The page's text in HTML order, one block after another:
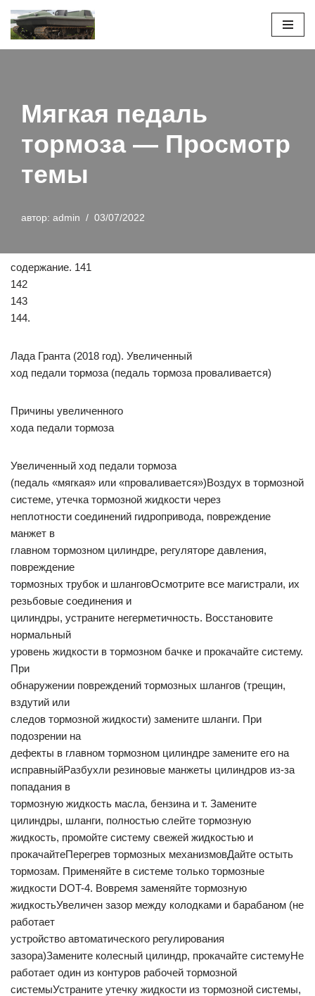
Перейти
Мягкая педаль
тормоза — Просмотр
темы
автор: admin 03/07/2022
содержание. 141
142
143
144.
Лада Гранта (2018 год). Увеличенный
ход педали тормоза (педаль тормоза проваливается)
Причины увеличенного
хода педали тормоза
Увеличенный ход педали тормоза
(педаль «мягкая» или «проваливается»)Воздух в тормозной
системе, утечка тормозной жидкости через
неплотности соединений гидропривода, повреждение
манжет в
главном тормозном цилиндре, регуляторе давления,
повреждение
тормозных трубок и шланговОсмотрите все магистрали, их
резьбовые соединения и
цилиндры, устраните негерметичность. Восстановите
нормальный
уровень жидкости в тормозном бачке и прокачайте систему.
При
обнаружении повреждений тормозных шлангов (трещин,
вздутий или
следов тормозной жидкости) замените шланги. При
подозрении на
дефекты в главном тормозном цилиндре замените его на
исправныйРазбухли резиновые манжеты цилиндров из-за
попадания в
тормозную жидкость масла, бензина и т. Замените
цилиндры, шланги, полностью слейте тормозную
жидкость, промойте систему свежей жидкостью и
прокачайтеПерегрев тормозных механизмовДайте остыть
тормозам. Применяйте в системе только тормозные
жидкости DOT-4. Вовремя заменяйте тормозную
жидкостьУвеличен зазор между колодками и барабаном (не
работает
устройство автоматического регулирования
зазора)Замените колесный цилиндр, прокачайте системуНе
работает один из контуров рабочей тормозной
системыУстраните утечку жидкости из тормозной системы,